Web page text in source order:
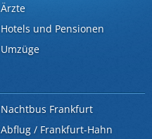
Ärzte
Hotels und Pensionen
Umzüge
Nachtbus Frankfurt
Abflug / Frankfurt-Hahn